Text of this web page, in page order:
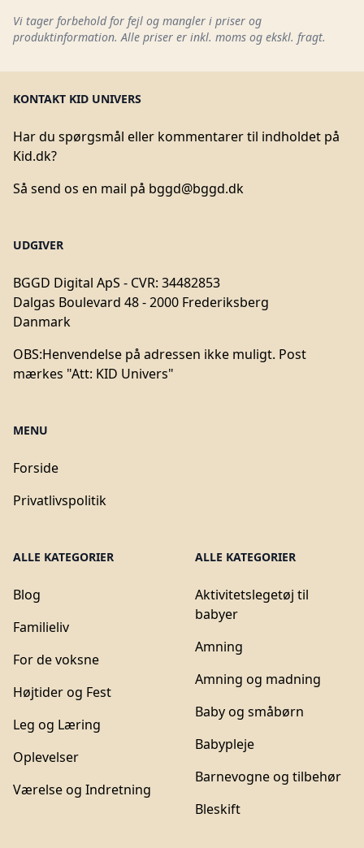
Vi tager forbehold for fejl og mangler i priser og
produktinformation. Alle priser er inkl. moms og ekskl. fragt.
KONTAKT KID UNIVERS
Har du spørgsmål eller kommentarer til indholdet på
Kid.dk?
Så send os en mail på bggd@bggd.dk
UDGIVER
BGGD Digital ApS - CVR: 34482853
Dalgas Boulevard 48 - 2000 Frederiksberg
Danmark
OBS:Henvendelse på adressen ikke muligt. Post
mærkes "Att: KID Univers"
MENU
Forside
Privatlivspolitik
ALLE KATEGORIER
Blog
Familieliv
For de voksne
Højtider og Fest
Leg og Læring
Oplevelser
Værelse og Indretning
ALLE KATEGORIER
Aktivitetslegetøj til
babyer
Amning
Amning og madning
Baby og småbørn
Babypleje
Barnevogne og tilbehør
Bleskift